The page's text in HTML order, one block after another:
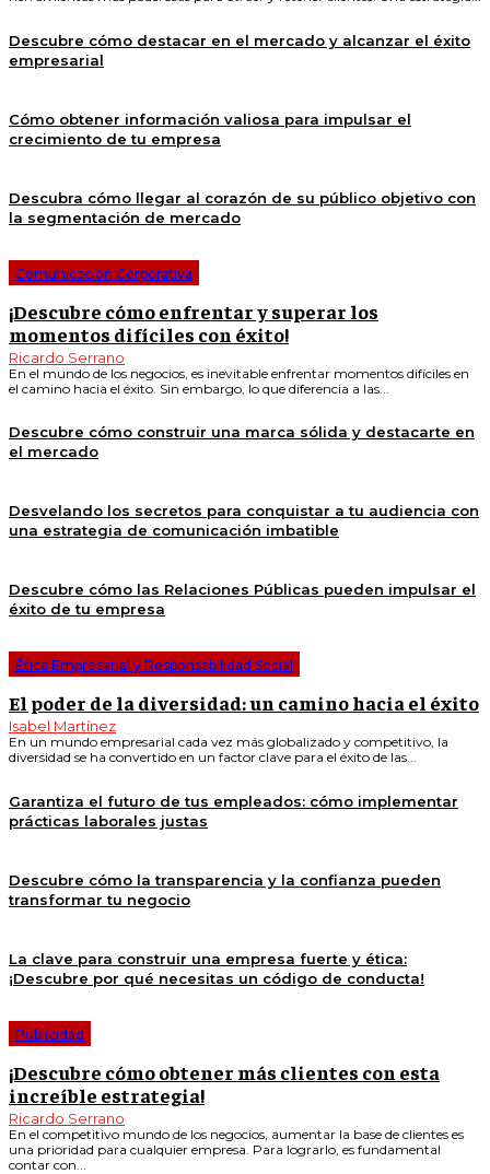
Descubre cómo destacar en el mercado y alcanzar el éxito
empresarial
Cómo obtener información valiosa para impulsar el
crecimiento de tu empresa
Descubra cómo llegar al corazón de su público objetivo con
la segmentación de mercado
Comunicación Corporativa
¡Descubre cómo enfrentar y superar los
momentos difíciles con éxito!
Ricardo Serrano
En el mundo de los negocios, es inevitable enfrentar momentos difíciles en
el camino hacia el éxito. Sin embargo, lo que diferencia a las...
Descubre cómo construir una marca sólida y destacarte en
el mercado
Desvelando los secretos para conquistar a tu audiencia con
una estrategia de comunicación imbatible
Descubre cómo las Relaciones Públicas pueden impulsar el
éxito de tu empresa
Ética Empresarial y Responsabilidad Social
El poder de la diversidad: un camino hacia el éxito
Isabel Martínez
En un mundo empresarial cada vez más globalizado y competitivo, la
diversidad se ha convertido en un factor clave para el éxito de las...
Garantiza el futuro de tus empleados: cómo implementar
prácticas laborales justas
Descubre cómo la transparencia y la confianza pueden
transformar tu negocio
La clave para construir una empresa fuerte y ética:
¡Descubre por qué necesitas un código de conducta!
Publicidad
¡Descubre cómo obtener más clientes con esta
increíble estrategia!
Ricardo Serrano
En el competitivo mundo de los negocios, aumentar la base de clientes es
una prioridad para cualquier empresa. Para lograrlo, es fundamental
contar con...